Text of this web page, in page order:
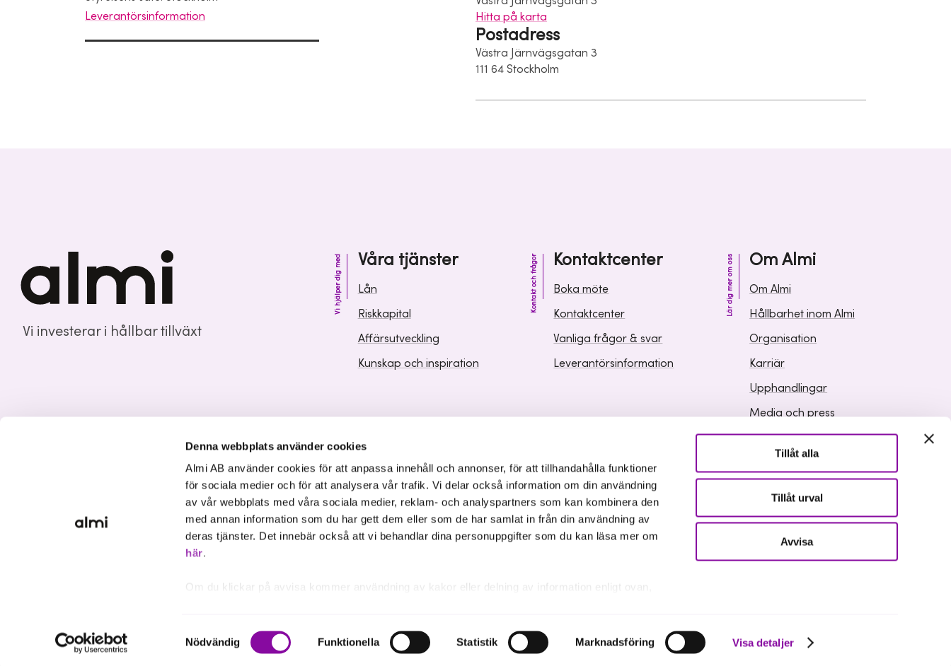
Denna webbplats använder cookies
Almi AB använder cookies för att anpassa innehåll och annonser, för att tillhandahålla funktioner
för sociala medier och för att analysera vår trafik. Vi delar också information om din användning
av vår webbplats med våra sociala medier, reklam- och analyspartners som kan kombinera den
med annan information som du har gett dem eller som de har samlat in från din användning av
deras tjänster. Det innebär också att vi behandlar dina personuppgifter som du kan läsa mer om
här.
Om du klickar på avvisa kommer användning av kakor eller delning av information enligt ovan,
Samtyckesval
Nödvändig Funktionella Statistik Marknadsföring Visa detaljer
Tillåt alla
Tillåt urval
Avvisa
Leverantörsinformation
Hitta på karta
Postadress
Västra Järnvägsgatan 3
111 64 Stockholm
Vi investerar i hållbar tillväxt
Våra tjänster
Vi hjälper dig med
Lån
Riskkapital
Affärsutveckling
Kunskap och inspiration
Kontaktcenter
Kontakt och frågor
Boka möte
Kontaktcenter
Vanliga frågor & svar
Leverantörsinformation
Om Almi
Lär dig mer om oss
Om Almi
Hållbarhet inom Almi
Organisation
Karriär
Upphandlingar
Media och press
Sekretess